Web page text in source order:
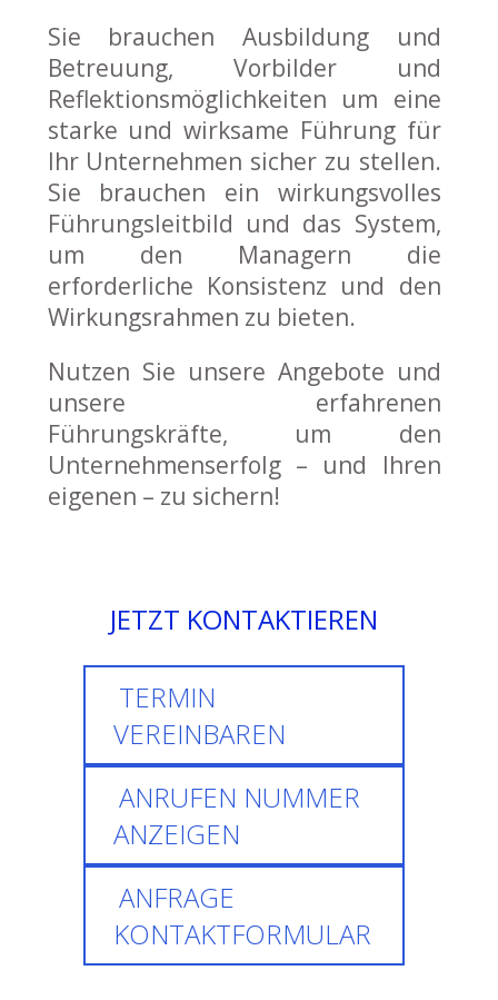
Sie brauchen Ausbildung und
Betreuung, Vorbilder und
Reflektionsmöglichkeiten um eine
starke und wirksame Führung für
Ihr Unternehmen sicher zu stellen.
Sie brauchen ein wirkungsvolles
Führungsleitbild und das System,
um den Managern die
erforderliche Konsistenz und den
Wirkungsrahmen zu bieten.
Nutzen Sie unsere Angebote und
unsere erfahrenen
Führungskräfte, um den
Unternehmenserfolg – und Ihren
eigenen – zu sichern!
JETZT KONTAKTIEREN
TERMIN
VEREINBAREN
ANRUFEN NUMMER
ANZEIGEN
ANFRAGE
KONTAKTFORMULAR